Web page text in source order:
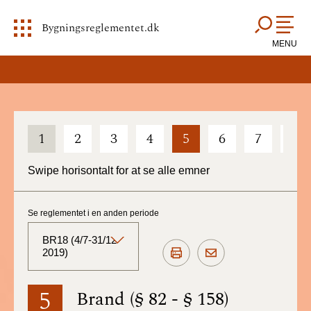
Bygningsreglementet.dk
MENU
1 2 3 4 5 6 7
Swipe horisontalt for at se alle emner
5 Brand (§ 82 - § 158)
Se reglementet i en anden periode
BR18 (4/7-31/12
2019)
BR18 (Aktuelt)